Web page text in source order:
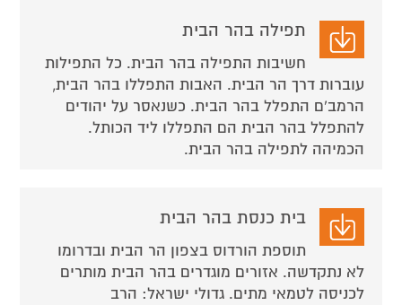
תפילה בהר הבית
חשיבות התפילה בהר הבית. כל התפילות
עוברות דרך הר הבית. האבות התפללו בהר הבית,
הרמב'ם התפלל בהר הבית. כשנאסר על יהודים
להתפלל בהר הבית הם התפללו ליד הכותל.
הכמיהה לתפילה בהר הבית.
בית כנסת בהר הבית
תוספת הורדוס בצפון הר הבית ובדרומו
לא נתקדשה. אזורים מוגדרים בהר הבית מותרים
לכניסה לטמאי מתים. גדולי ישראל: הרב